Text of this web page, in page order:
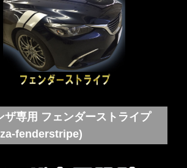
ザ専用 フェンダーストライプ
fenderstripe)